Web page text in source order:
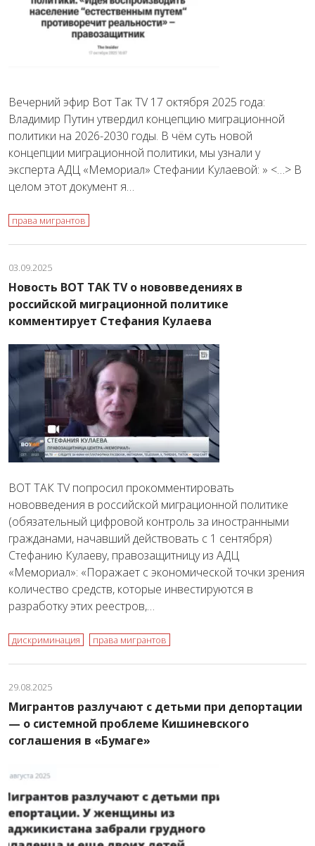
Вечерний эфир Вот Так TV 17 октября 2025 года:
Владимир Путин утвердил концепцию миграционной
политики на 2026-2030 годы. В чём суть новой
концепции миграционной политики, мы узнали у
эксперта АДЦ «Мемориал» Стефании Кулаевой: » <…> В
целом этот документ я…
права мигрантов
03.09.2025
Новость ВОТ ТАК TV о нововведениях в
российской миграционной политике
комментирует Стефания Кулаева
ВОТ ТАК TV попросил прокомментировать
нововведения в российской миграционной политике
(обязательный цифровой контроль за иностранными
гражданами, начавший действовать с 1 сентября)
Стефанию Кулаеву, правозащитницу из АДЦ
«Мемориал»: «Поражает с экономической точки зрения
количество средств, которые инвестируются в
разработку этих реестров,…
дискриминация права мигрантов
29.08.2025
Мигрантов разлучают с детьми при депортации
— о системной проблеме Кишиневского
соглашения в «Бумаге»